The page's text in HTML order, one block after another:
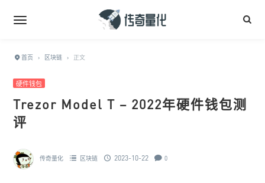
首页 › 区块链 › 正文
硬件钱包
Trezor Model T – 2022年硬件钱包测
评
传奇量化 区块链 2023-10-22 0